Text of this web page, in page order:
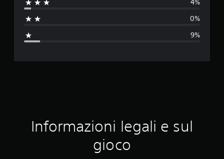
i
e
4%
0%
9%
Informazioni legali e sul
gioco